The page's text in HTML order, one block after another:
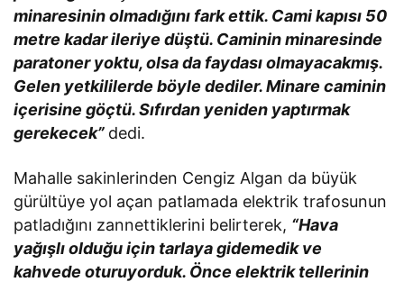
minaresinin olmadığını fark ettik. Cami kapısı 50
metre kadar ileriye düştü. Caminin minaresinde
paratoner yoktu, olsa da faydası olmayacakmış.
Gelen yetkililerde böyle dediler. Minare caminin
içerisine göçtü. Sıfırdan yeniden yaptırmak
gerekecek” dedi.
Mahalle sakinlerinden Cengiz Algan da büyük
gürültüye yol açan patlamada elektrik trafosunun
patladığını zannettiklerini belirterek, “Hava
yağışlı olduğu için tarlaya gidemedik ve
kahvede oturuyorduk. Önce elektrik tellerinin